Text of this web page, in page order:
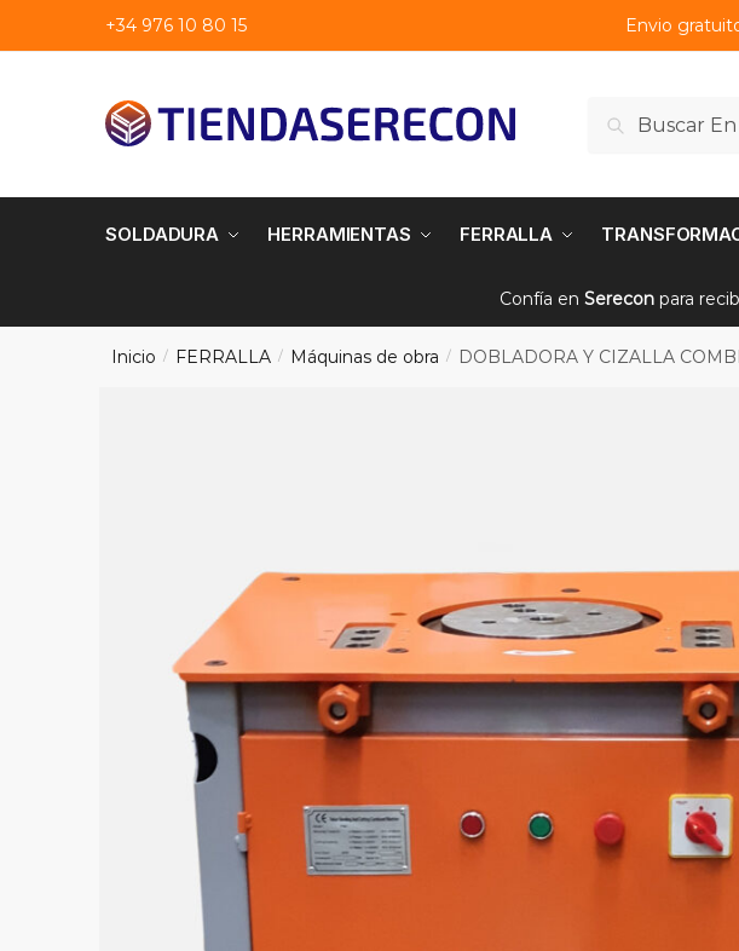
a
navegación
al
contenido
+34 976 10 80 15 Envio
Buscar
Buscar
SOLDADURA HERRAMIENTAS FERRALLA
Confía en Sereconpara
Inicio / FERRALLA / Máquinas de obra / DOBLADORA Y CIZALLA